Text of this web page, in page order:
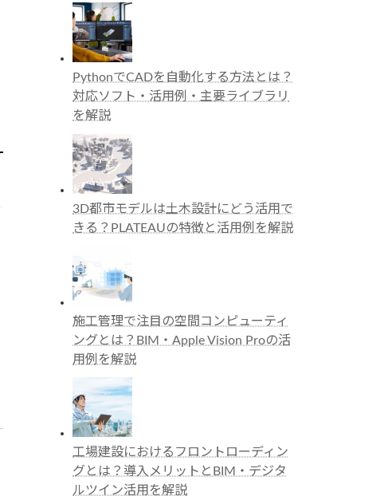
PythonでCADを自動化する方法とは？
対応ソフト・活用例・主要ライブラリ
を解説
3D都市モデルは土木設計にどう活用で
きる？PLATEAUの特徴と活用例を解説
施工管理で注目の空間コンピューティ
ングとは？BIM・Apple Vision Proの活
用例を解説
工場建設におけるフロントローディン
グとは？導入メリットとBIM・デジタ
ルツイン活用を解説